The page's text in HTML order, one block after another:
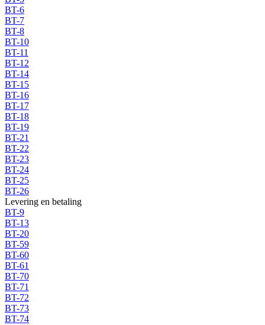
BT-6
BT-7
BT-8
BT-10
BT-11
BT-12
BT-14
BT-15
BT-16
BT-17
BT-18
BT-19
BT-21
BT-22
BT-23
BT-24
BT-25
BT-26
Levering en betaling
BT-9
BT-13
BT-20
BT-59
BT-60
BT-61
BT-70
BT-71
BT-72
BT-73
BT-74